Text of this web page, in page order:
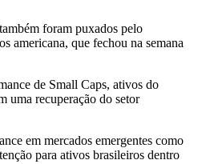
foram puxados pelo
americana, que fechou na semana
de Small Caps, ativos do
uma recuperação do setor
em mercados emergentes como
para ativos brasileiros dentro